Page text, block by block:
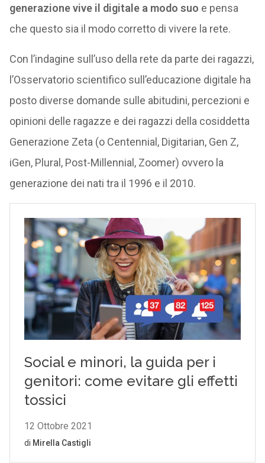
generazione vive il digitale a modo suo e pensa
che questo sia il modo corretto di vivere la rete.
Con l’indagine sull’uso della rete da parte dei ragazzi,
l’Osservatorio scientifico sull’educazione digitale ha
posto diverse domande sulle abitudini, percezioni e
opinioni delle ragazze e dei ragazzi della cosiddetta
Generazione Zeta (o Centennial, Digitarian, Gen Z,
iGen, Plural, Post-Millennial, Zoomer) ovvero la
generazione dei nati tra il 1996 e il 2010.